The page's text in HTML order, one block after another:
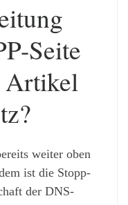
Seite
Artikel
weiter oben
ist die Stopp-
der DNS-